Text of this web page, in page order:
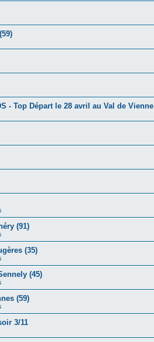
- Top Départ le 28 avril au Val de Vienne
(91)
(35)
(45)
(59)
3/11